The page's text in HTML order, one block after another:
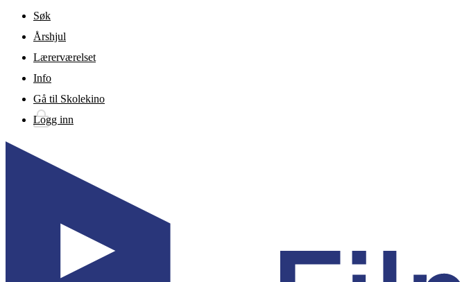
Gå til hovedinnhold
Søk
Årshjul
Lærerværelset
Info
Gå til Skolekino
Logg inn